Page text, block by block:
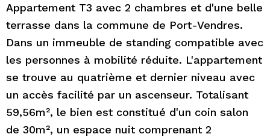
Appartement T3 avec 2 chambres et d'une belle
terrasse dans la commune de Port-Vendres.
Dans un immeuble de standing compatible avec
les personnes à mobilité réduite. L'appartement
se trouve au quatrième et dernier niveau avec
un accès facilité par un ascenseur. Totalisant
59,56m², le bien est constitué d'un coin salon
de 30m², un espace nuit comprenant 2